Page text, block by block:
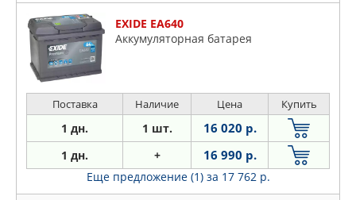
EXIDE EA640
Аккумуляторная батарея
Поставка Наличие Цена Купить
1 дн. 1 шт. 16 020 р.
1 дн. + 16 990 р.
Еще предложение (1) за 17 762 р.